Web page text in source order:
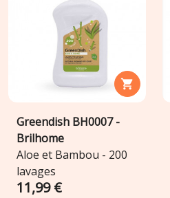

Greendish BH0007 -
Brilhome
Aloe et Bambou - 200
lavages
11,99 €